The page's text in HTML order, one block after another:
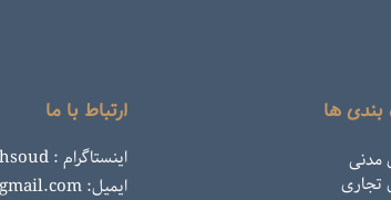
بندی ها
مدنی
ارتباط با ما
اینستاگرام : rahemaghsoud
ایمیل: rahemaghsoud@gmail.com